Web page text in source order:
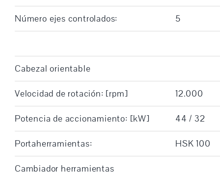
Número ejes controlados: 5
Cabezal orientable
Velocidad de rotación: [rpm] 12.000
Potencia de accionamiento: [kW] 44 / 32
Portaherramientas: HSK 100
Cambiador herramientas